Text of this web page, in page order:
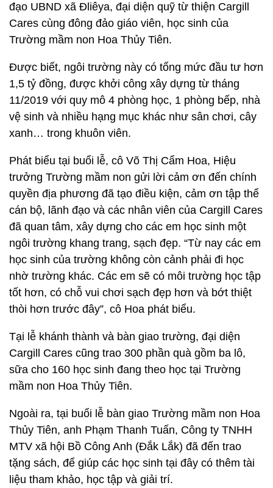
đạo UBND xã Đliêya, đại diện quỹ từ thiện Cargill
Cares cùng đông đảo giáo viên, học sinh của
Trường mầm non Hoa Thủy Tiên.
Được biết, ngôi trường này có tổng mức đầu tư hơn
1,5 tỷ đồng, được khởi công xây dựng từ tháng
11/2019 với quy mô 4 phòng học, 1 phòng bếp, nhà
vệ sinh và nhiều hạng mục khác như sân chơi, cây
xanh… trong khuôn viên.
Phát biểu tại buổi lễ, cô Võ Thị Cẩm Hoa, Hiệu
trưởng Trường mầm non gửi lời cảm ơn đến chính
quyền địa phương đã tạo điều kiện, cảm ơn tập thể
cán bộ, lãnh đạo và các nhân viên của Cargill Cares
đã quan tâm, xây dựng cho các em học sinh một
ngôi trường khang trang, sạch đẹp. “Từ nay các em
học sinh của trường không còn cảnh phải đi học
nhờ trường khác. Các em sẽ có môi trường học tập
tốt hơn, có chỗ vui chơi sạch đẹp hơn và bớt thiệt
thòi hơn trước đây”, cô Hoa phát biểu.
Tại lễ khánh thành và bàn giao trường, đại diện
Cargill Cares cũng trao 300 phần quà gồm ba lô,
sữa cho 160 học sinh đang theo học tại Trường
mầm non Hoa Thủy Tiên.
Ngoài ra, tại buổi lễ bàn giao Trường mầm non Hoa
Thủy Tiên, anh Phạm Thanh Tuấn, Công ty TNHH
MTV xã hội Bồ Công Anh (Đắk Lắk) đã đến trao
tặng sách, để giúp các học sinh tại đây có thêm tài
liệu tham khảo, học tập và giải trí.